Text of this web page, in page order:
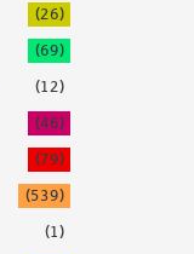
(26)
(69)
(12)
(46)
(79)
(539)
(1)